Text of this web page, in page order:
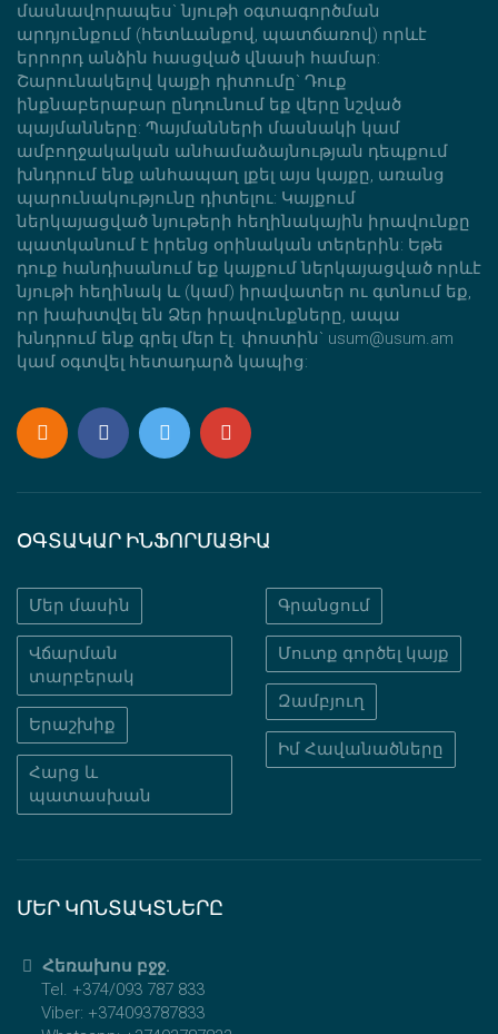
մասնավորապես` նյութի օգտագործման
արդյունքում (հետևանքով, պատճառով) որևէ
երրորդ անձին հասցված վնասի համար:
Շարունակելով կայքի դիտումը` Դուք
ինքնաբերաբար ընդունում եք վերը նշված
պայմանները: Պայմանների մասնակի կամ
ամբողջակական անհամաձայնության դեպքում
խնդրում ենք անհապաղ լքել այս կայքը, առանց
պարունակությունը դիտելու: Կայքում
ներկայացված նյութերի հեղինակային իրավունքը
պատկանում է իրենց օրինական տերերին: Եթե
դուք հանդիսանում եք կայքում ներկայացված որևէ
նյութի հեղինակ և (կամ) իրավատեր ու գտնում եք,
որ խախտվել են Ձեր իրավունքները, ապա
խնդրում ենք գրել մեր էլ. փոստին` usum@usum.am
կամ օգտվել հետադարձ կապից:
ՕԳՏԱԿԱՐ ԻՆՖՈՐՄԱՑԻԱ
Մեր մասին
Վճարման
տարբերակ
Երաշխիք
Հարց և
պատասխան
Գրանցում
Մուտք գործել կայք
Զամբյուղ
Իմ Հավանածները
ՄԵՐ ԿՈՆՏԱԿՏՆԵՐԸ
Հեռախոս բջջ.
Tel. +374/093 787 833
Viber: +374093787833